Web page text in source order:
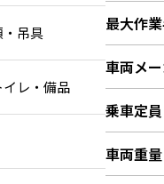
最大作
車両メ
乗車定員
車両重量
加工機械
吊具
レ・備品